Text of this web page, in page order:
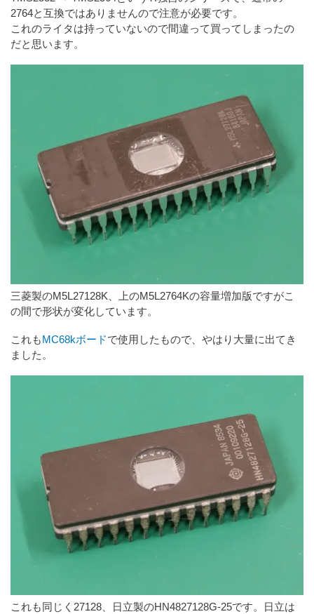
2764と互換ではありませんので注意が必要です。
これのライタは持っていないので間違って買ってしまったの
だと思います。
三菱製のM5L27128K、上のM5L2764Kの容量増加版ですがこ
の間で形状が変化しています。
これも MC68kボードで使用したもので、やはり大量に出てき
ました。
これも同じく27128、日立製のHN4827128G-25です。日立は